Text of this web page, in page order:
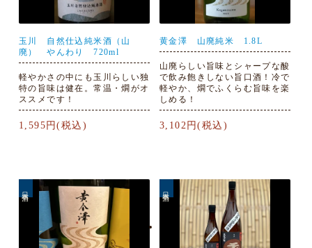
玉川 自然仕込純米酒（山
廃） やんわり 720ml
軽やかさの中にも玉川らしい独
特の旨味は健在。常温・燗がオ
ススメです！
1,595円(税込)
黄金澤 山廃純米 1.8L
山廃らしい旨味とシャープな酸
で飲み飽きしない旨口酒！冷で
軽やか、燗でふくらむ旨味を楽
しめる！
3,102円(税込)